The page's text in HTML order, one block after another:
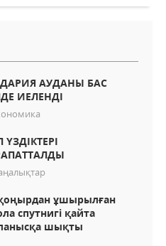
АУДАНЫ БАС
ИЕЛЕНДІ
ұшырылған
спутнигі қайта
шықты